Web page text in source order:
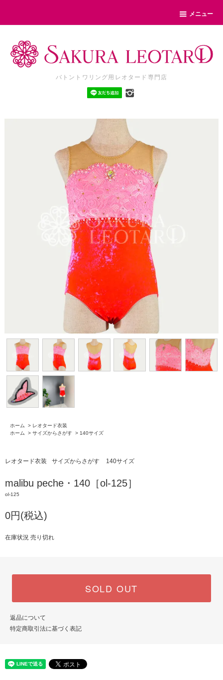
メニュー
バトントワリング用レオタード専門店
ホーム > レオタード衣装
ホーム
> サイズからさがす > 140サイズ
レオタード衣装 サイズからさがす 140サイズ
malibu peche・140［ol-125］
ol-125
0円(税込)
在庫状況 売り切れ
SOLD OUT
返品について
特定商取引法に基づく表記